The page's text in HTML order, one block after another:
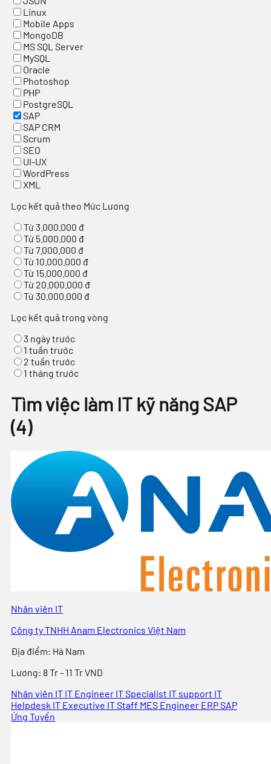
Linux
Mobile Apps
MongoDB
MS SQL Server
MySQL
Oracle
Photoshop
PHP
PostgreSQL
SAP
SAP CRM
Scrum
SEO
UI-UX
WordPress
XML
Lọc kết quả theo Mức Lương
Từ 3.000.000 đ
Từ 5.000.000 đ
Từ 7.000.000 đ
Từ 10.000.000 đ
Từ 15.000.000 đ
Từ 20.000.000 đ
Từ 30.000.000 đ
Lọc kết quả trong vòng
3 ngày trước
1 tuần trước
2 tuần trước
1 tháng trước
Tìm việc làm IT kỹ năng SAP
(4)
Nhân viên IT
Công ty TNHH Anam Electronics Việt Nam
Địa điểm: Hà Nam
Lương: 8 Tr - 11 Tr VND
Nhân viên IT IT Engineer IT Specialist IT support IT
Helpdesk IT Executive IT Staff MES Engineer ERPSAP
Ứng Tuyển